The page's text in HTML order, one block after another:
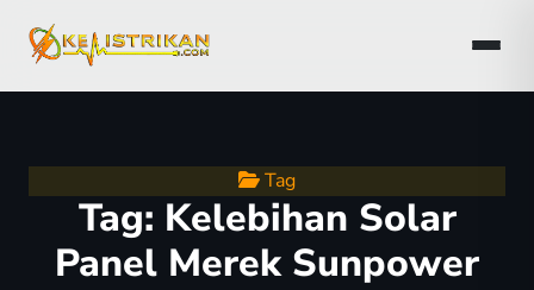
Tag
Tag: Kelebihan Solar
Panel Merek Sunpower